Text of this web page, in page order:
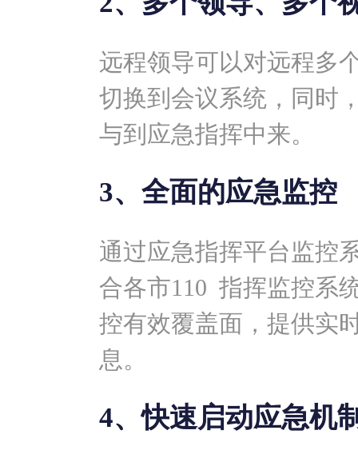
远程领导可以对远程多
切换到会议系统，同时
与到应急指挥中来。
3、全面的应急监控
通过应急指挥平台监控
合各市110 指挥监控系
控有效覆盖面，提供实
息。
4、快速启动应急机